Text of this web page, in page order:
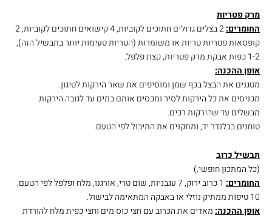
מרק פטריות
החומרים:
2 בצלים גדולים חתוכים לקוביות, 4 קישואים חתוכים לקוביות, 2
קופסאות פטריות טריות או משומרות (הטריות טעימות יותר בתבשיל הזה),
1-2 כפות אבקת מרק פטריות, קצת פלפל.
אופן ההכנה:
מטגנים את הבצל בכף שמן ומוסיפים את שאר הירקות לטיגון.
מכניסים את כל הירקות לסיר ומכסים אותם במים עד לגובה הירקות.
מבשלים עד שהירקות רכים.
טוחנים בבלנדר יד, ומתקנים את התיבול לפי הטעם.
תבשיל כרוב
(כל המתכון חופשי.)
החומרים:
1 כרוב ירוק, 7 עגבניות, שום טרי, אורגנו, מלח ופלפל לפי הטעם,
10 טיפות ממתיק נוזלי או באבקה המתאימה לבישול.
אופן ההכנה: מאדים את הכרוב עם חצי כוס מים וחצי כפית מלח להורדת